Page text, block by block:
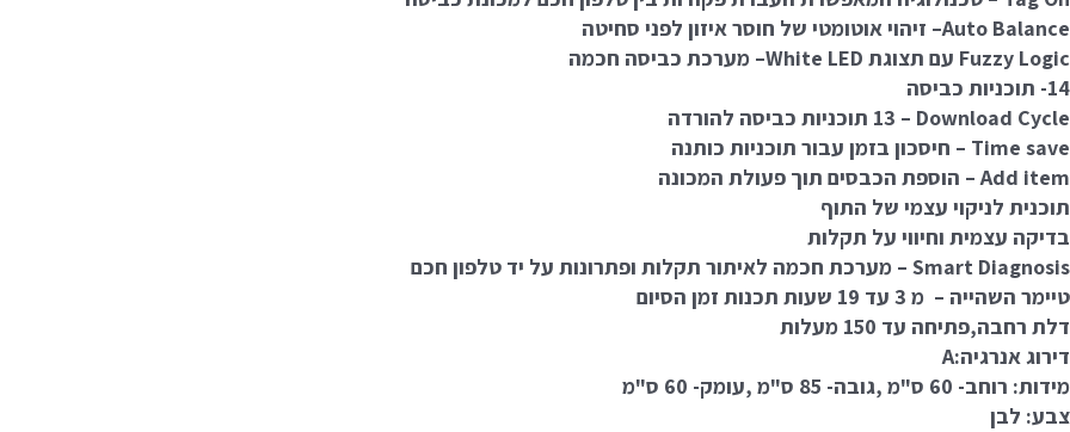
Auto Balance– זיהוי אוטומטי של חוסר איזון לפני סחיטה
Fuzzy Logic עם תצוגת White LED– מערכת כביסה חכמה
14- תוכניות כביסה
Download Cycle – 13 תוכניות כביסה להורדה
Time save – חיסכון בזמן עבור תוכניות כותנה
Add item– הוספת הכבסים תוך פעולת המכונה
תוכנית לניקוי עצמי של התוף
בדיקה עצמית וחיווי על תקלות
Smart Diagnosis – מערכת חכמה לאיתור תקלות ופתרונות על יד טלפון חכם
טיימר השהייה – מ 3 עד 19 שעות תכנות זמן הסיום
דלת רחבה,פתיחה עד 150 מעלות
דירוג אנרגיה:A
מידות: רוחב- 60 ס"מ ,גובה- 85 ס"מ ,עומק- 60 ס"מ
צבע: לבן